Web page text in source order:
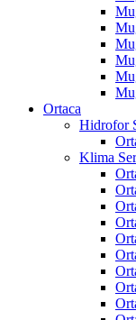
Ortaca
Hidrofor
Klima